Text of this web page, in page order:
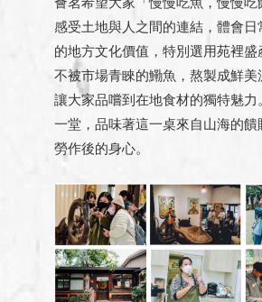
感受土地與人之間的連結，體會日
的地方文化價值，特別選用苑裡盛
不被市場青睞的鰳魚，熬製成鮮美
讓大家品嚐到在地食材的獨特魅力
一堂，品味著這一桌來自山海的饋
勞作後的身心。